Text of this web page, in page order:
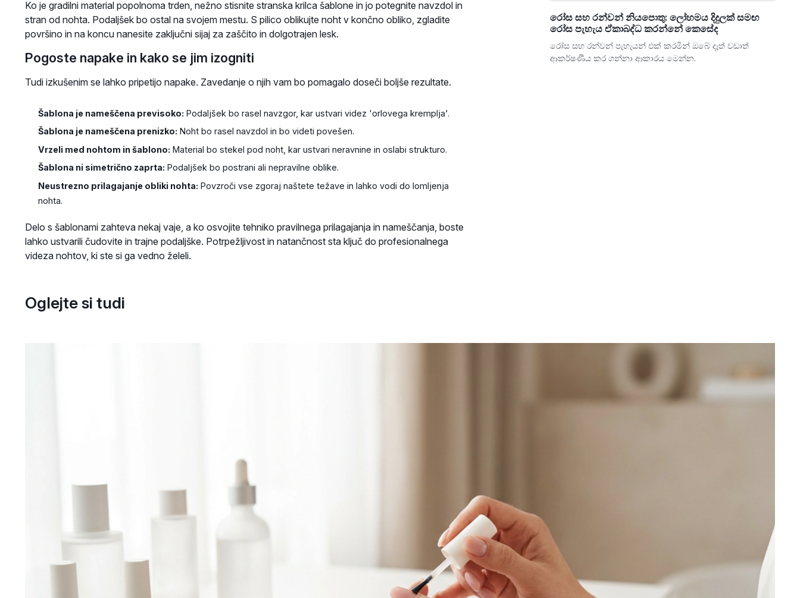
Ko je gradilni material popolnoma trden, nežno stisnite stranska krilca šablone in jo potegnite navzdol in
stran od nohta. Podaljšek bo ostal na svojem mestu. S pilico oblikujte noht v končno obliko, zgladite
površino in na koncu nanesite zaključni sijaj za zaščito in dolgotrajen lesk.
Pogoste napake in kako se jim izogniti
Tudi izkušenim se lahko pripetijo napake. Zavedanje o njih vam bo pomagalo doseči boljše rezultate.
Šablona je nameščena previsoko: Podaljšek bo rasel navzgor, kar ustvari videz 'orlovega kremplja'.
Šablona je nameščena prenizko: Noht bo rasel navzdol in bo videti povešen.
Vrzeli med nohtom in šablono: Material bo stekel pod noht, kar ustvari neravnine in oslabi strukturo.
Šablona ni simetrično zaprta: Podaljšek bo postrani ali nepravilne oblike.
Neustrezno prilagajanje obliki nohta: Povzroči vse zgoraj naštete težave in lahko vodi do lomljenja
nohta.
Delo s šablonami zahteva nekaj vaje, a ko osvojite tehniko pravilnega prilagajanja in nameščanja, boste
lahko ustvarili čudovite in trajne podaljške. Potrpežljivost in natančnost sta ključ do profesionalnega
videza nohtov, ki ste si ga vedno želeli.
රෝස සහ රන්වන් නියපොතු: ලෝහමය දිදුලක් සමඟ
රෝස පැහැය ඒකාබද්ධ කරන්නේ කෙසේද
රෝස සහ රන්වන් පැහැයන් එක් කරමින් ඔබේ දෑත් වඩාත්
ආකර්ෂණීය කර ගන්නා ආකාරය මෙන්න.
Oglejte si tudi